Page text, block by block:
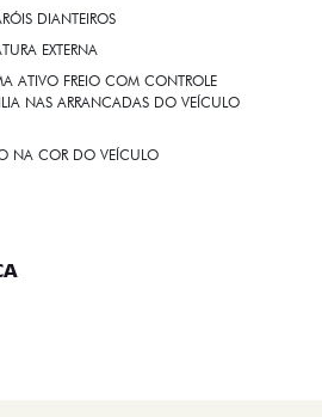
DIANTEIROS
EXTERNA
ATIVO FREIO COM CONTROLE
NAS ARRANCADAS DO VEÍCULO
NA COR DO VEÍCULO